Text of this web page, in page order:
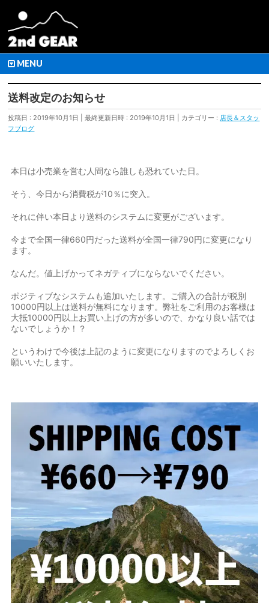
MENU
送料改定のお知らせ
投稿日 : 2019年10月1日 最終更新日時 : 2019年10月1日 カテゴリー : 店長＆スタッ
フブログ
本日は小売業を営む人間なら誰しも恐れていた日。
そう、今日から消費税が10％に突入。
それに伴い本日より送料のシステムに変更がございます。
今まで全国一律660円だった送料が全国一律790円に変更になり
ます。
なんだ。値上げかってネガティブにならないでください。
ポジティブなシステムも追加いたします。ご購入の合計が税別
10000円以上は送料が無料になります。弊社をご利用のお客様は
大抵10000円以上お買い上げの方が多いので、かなり良い話では
ないでしょうか！？
というわけで今後は上記のように変更になりますのでよろしくお
願いいたします。